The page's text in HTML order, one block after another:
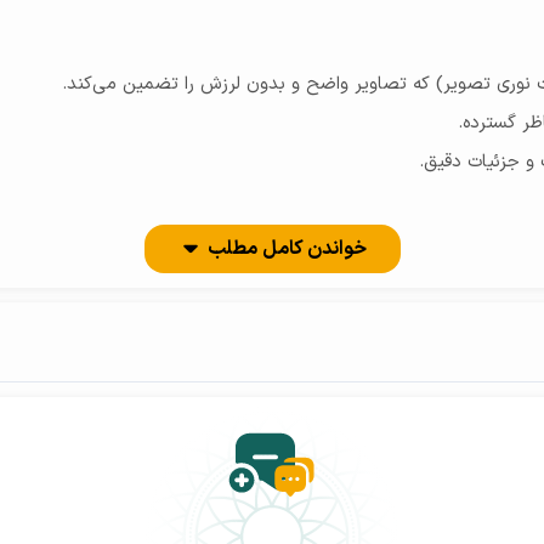
باتری 5000 میلی‌آمپرساعتی این گوشی با پشتیبانی از شارژ سریع 25 واتی، امکان استفاده طولانی مدت
خواندن کامل مطلب